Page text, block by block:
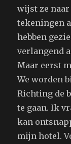
wijst ze
tekeningen
hebben
verlangend
Maar eerst
We worden
Richting de
te gaan. Ik
kan
mijn hotel.